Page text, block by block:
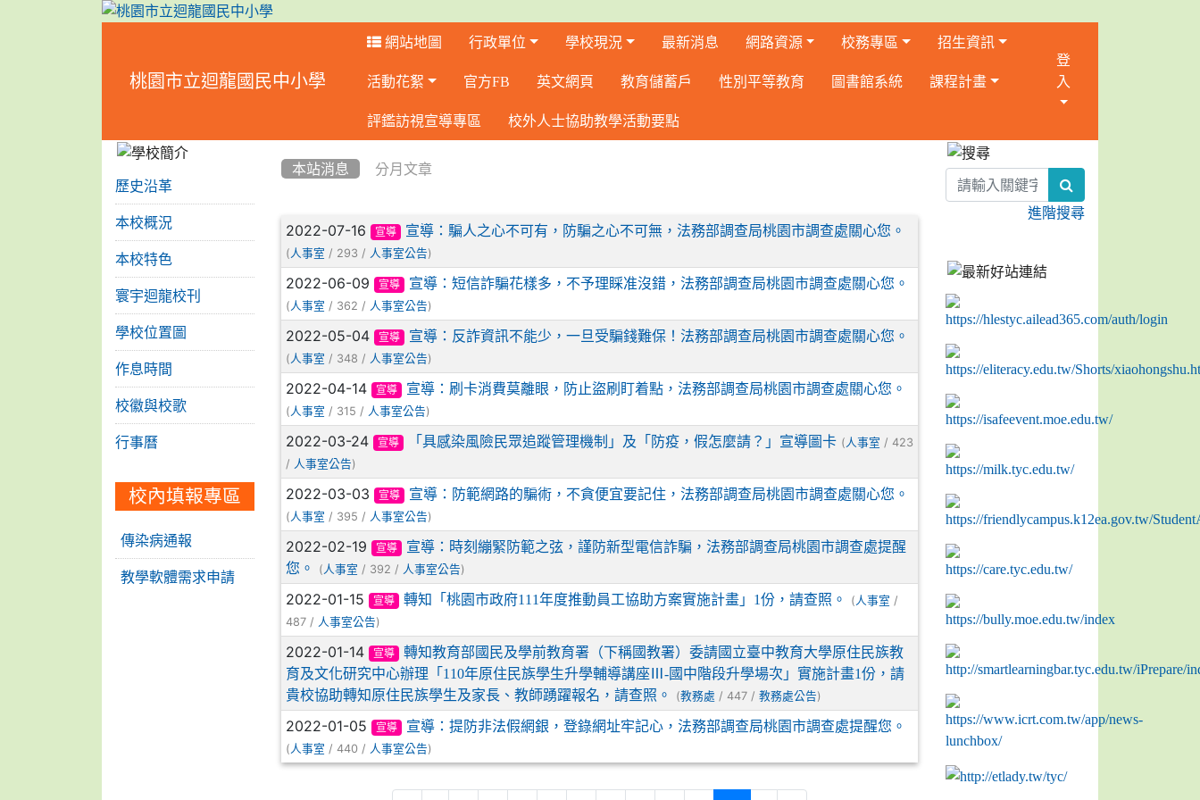
桃園市立迴龍國民中小學
網站地圖 行政單位 學校現況 最新消息 網路資源 校務專區 招生資訊
活動花絮 官方FB 英文網頁 教育儲蓄戶 性別平等教育 圖書館系統 課程計畫
評鑑訪視宣導專區 校外人士協助教學活動要點
登
入
本站消息 分月文章
文章列表
2022-07-16 宣導 宣導：騙人之心不可有，防騙之心不可無，法務部調查局桃園市調查處關心您。
( 人事室 / 293 / 人事室公告)
2022-06-09 宣導 宣導：短信詐騙花樣多，不予理睬准沒錯，法務部調查局桃園市調查處關心您。
( 人事室 / 362 / 人事室公告)
2022-05-04 宣導 宣導：反詐資訊不能少，一旦受騙錢難保！法務部調查局桃園市調查處關心您。
( 人事室 / 348 / 人事室公告)
2022-04-14 宣導 宣導：刷卡消費莫離眼，防止盜刷盯着點，法務部調查局桃園市調查處關心您。
( 人事室 / 315 / 人事室公告)
2022-03-24 宣導 「具感染風險民眾追蹤管理機制」及「防疫，假怎麼請？」宣導圖卡 ( 人事室 / 423
/ 人事室公告)
2022-03-03 宣導 宣導：防範網路的騙術，不貪便宜要記住，法務部調查局桃園市調查處關心您。
( 人事室 / 395 / 人事室公告)
2022-02-19 宣導
宣導：時刻繃緊防範之弦，謹防新型電信詐騙，法務部調查局桃園市調查處提醒
您。
( 人事室 / 392 / 人事室公告)
2022-01-15 宣導 轉知「桃園市政府111年度推動員工協助方案實施計畫」1份，請查照。 ( 人事室 /
487 / 人事室公告)
2022-01-14 宣導
轉知教育部國民及學前教育署（下稱國教署）委請國立臺中教育大學原住民族教
育及文化研究中心辦理「110年原住民族學生升學輔導講座Ⅲ-國中階段升學場次」實施計畫1份，請
貴校協助轉知原住民族學生及家長、教師踴躍報名，請查照。
(教務處 / 447 /教務處公告)
2022-01-05 宣導 宣導：提防非法假網銀，登錄網址牢記心，法務部調查局桃園市調查處提醒您。
( 人事室 / 440 / 人事室公告)
:::
歷史沿革
本校概況
本校特色
寰宇迴龍校刊
學校位置圖
作息時間
校徽與校歌
行事曆
校內填報專區
傳染病通報
教學軟體需求申請
:::
進階搜尋